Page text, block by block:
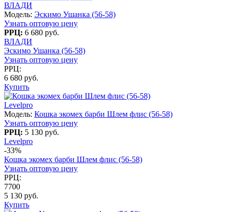
ВЛАДИ
Модель: Эскимо Ушанка (56-58)
Узнать оптовую цену
РРЦ: 6 680 руб.
ВЛАДИ
Эскимо Ушанка (56-58)
Узнать оптовую цену
РРЦ:
6 680 руб.
Купить
Levelpro
Модель: Кошка экомех барби Шлем флис (56-58)
Узнать оптовую цену
РРЦ: 5 130 руб.
Levelpro
-33%
Кошка экомех барби Шлем флис (56-58)
Узнать оптовую цену
РРЦ:
7700
5 130 руб.
Купить